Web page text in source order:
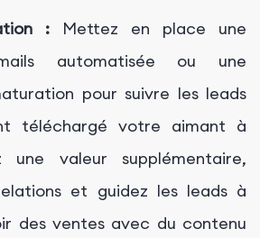
: Mettez en place une
automatisée ou une
pour suivre les leads
téléchargé votre aimant à
une valeur supplémentaire,
et guidez les leads à
des ventes avec du contenu